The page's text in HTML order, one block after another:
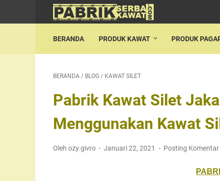
BERANDA PRODUK KAWAT PRODUK
BERANDA / BLOG / KAWAT SILET
Pabrik Kawat Silet
Menggunakan Kawat
Oleh ozy.givro Januari 22, 2021 Posting Komentar